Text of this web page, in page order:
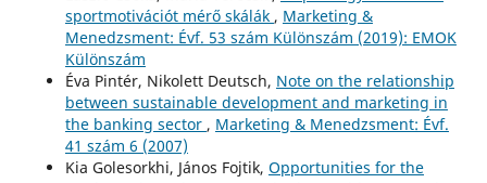
sportmotivációt mérő skálák , Marketing &
Menedzsment: Évf. 53 szám Különszám (2019): EMOK
Különszám
Éva Pintér, Nikolett Deutsch, Note on the relationship
between sustainable development and marketing in
the banking sector , Marketing & Menedzsment: Évf.
41 szám 6 (2007)
Kia Golesorkhi, János Fojtik, Opportunities for the